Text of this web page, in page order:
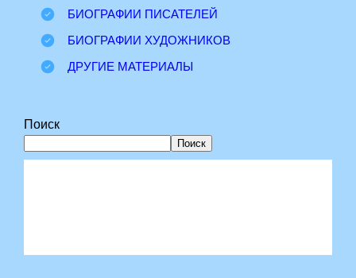
БИОГРАФИИ ПИСАТЕЛЕЙ
БИОГРАФИИ ХУДОЖНИКОВ
ДРУГИЕ МАТЕРИАЛЫ
Поиск
Поиск